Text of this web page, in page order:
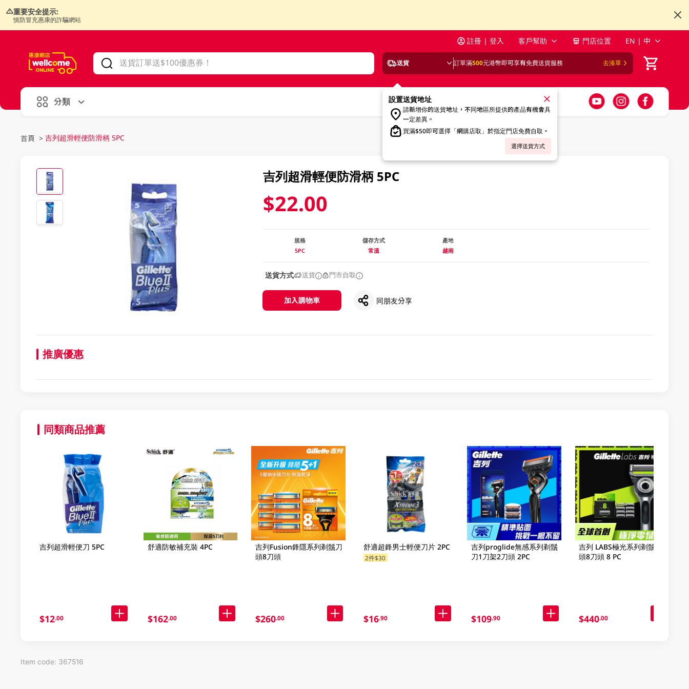
重要安全提示:
慎防冒充惠康的詐騙網站
註冊 | 登入 客戶幫助 門店位置 EN | 中
送貨 訂單滿500元港幣即可享有免費送貨服務 去湊單
設置送貨地址
請新增你的送貨地址，不同地區所提供的產品有機會具
一定差異。
買滿$50即可選擇「網購店取」於指定門店免費自取。
選擇送貨方式
分類
首頁 > 吉列超滑輕便防滑柄 5PC
吉列超滑輕便防滑柄 5PC
$22.00
規格
5PC
儲存方式
常溫
產地
越南
送貨方式 送貨 門市自取
加入購物車 同朋友分享
推廣優惠
同類商品推薦
吉列超滑輕便刀 5PC
$12.00
舒適防敏補充裝 4PC
$162.00
吉列Fusion鋒隱系列剃鬚刀
頭8刀頭
$260.00
舒適超鋒男士輕便刀片 2PC
2件$30
$16.90
吉列proglide無感系列剃鬚
刀1刀架2刀頭 2PC
$109.90
吉列 LABS極光系列剃鬚刀
頭8刀頭 8 PC
$440.00
Item code: 367516